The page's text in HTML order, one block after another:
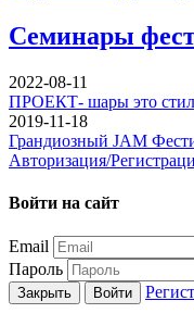
Семинары
2022-08-11
ПРОЕКТ- шары это
2019-11-18
Грандиозный JAM
Авторизация/
Войти на сайт
Email
Пароль
Закрыть Войти